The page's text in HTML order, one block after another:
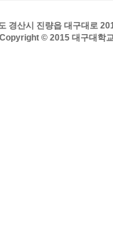
경산시 진량읍 대구대로
Copyright © 2015 대구대학